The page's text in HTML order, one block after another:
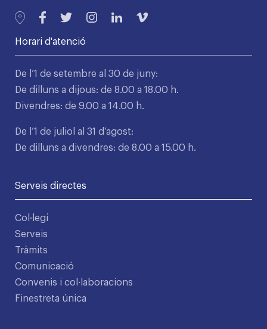
Horari d'atenció
De l’1 de setembre al 30 de juny:
De dilluns a dijous: de 8.00 a 18.00 h.
Divendres: de 9.00 a 14.00 h.
De l’1 de juliol al 31 d’agost:
De dilluns a divendres: de 8.00 a 15.00 h.
Serveis directes
Col·legi
Serveis
Tràmits
Comunicació
Convenis i col·laboracions
Finestreta única